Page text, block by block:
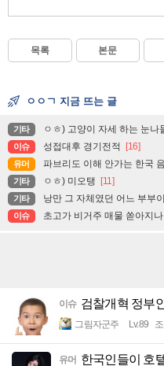
목록 본문
ㅇㅇㄱ 지금 뜨는 글
기타 ㅇㅎ) 고양이 자세 하는 눈나
이슈 성접대후 경기전적 [16]
유머 파브리도 이해 안가는 한국
기타 ㅇㅎ) 미오탱 [11]
기타 낭만 그 자체였던 어느 부부
이슈 초고가 비거주 매물 쏟아지나
이슈 검찰개혁 정부
그림자군주 Lv.89
유머 한국인들이 호